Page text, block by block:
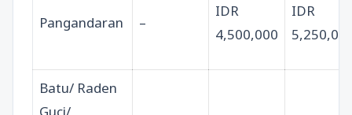
Pangandaran –
IDR
4,500,000
IDR
Batu/ Raden
Guci/